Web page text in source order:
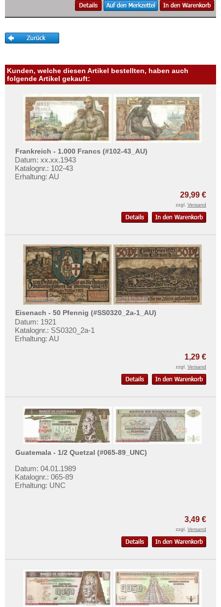
Orte mit K...
Orte mit L...
Orte mit N...
Orte mit O...
Orte mit Q...
Orte mit R...
Orte mit S...
Orte mit T...
Orte mit U...
Orte mit V...
Liefer- und Versandkosten
Impressum
Kunden, welche diesen Artikel bestellten, haben auch
folgende Artikel gekauft:
Frankreich - 1.000 Francs (#102-43_AU)
Datum: xx.xx.1943
Katalognr.: 102-43
Erhaltung: AU
29,99 €
zzgl. Versand
Eisenach - 50 Pfennig (#SS0320_2a-1_AU)
Datum: 1921
Katalognr.: SS0320_2a-1
Erhaltung: AU
1,29 €
zzgl. Versand
Guatemala - 1/2 Quetzal (#065-89_UNC)
Datum: 04.01.1989
Katalognr.: 065-89
Erhaltung: UNC
3,49 €
zzgl. Versand